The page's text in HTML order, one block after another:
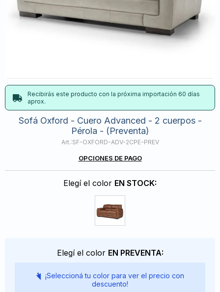
Recibirás este producto con la próxima importación 60 días
aprox.
Sofá Oxford - Cuero Advanced - 2 cuerpos -
Pérola - (Preventa)
SF-OXFORD-ADV-2CPE-PREV
OPCIONES DE PAGO
Elegí el color EN STOCK:
Elegí el color EN PREVENTA:
¡Seleccioná tu color para ver el precio con
descuento!